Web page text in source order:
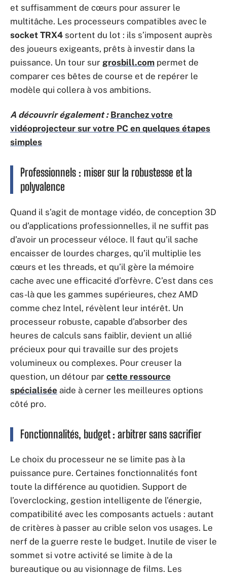
et suffisamment de cœurs pour assurer le
multitâche. Les processeurs compatibles avec le
socket TRX4 sortent du lot : ils s’imposent auprès
des joueurs exigeants, prêts à investir dans la
puissance. Un tour sur grosbill.com permet de
comparer ces bêtes de course et de repérer le
modèle qui collera à vos ambitions.
A découvrir également : Branchez votre
vidéoprojecteur sur votre PC en quelques étapes
simples
Professionnels : miser sur la robustesse et la
polyvalence
Quand il s’agit de montage vidéo, de conception 3D
ou d’applications professionnelles, il ne suffit pas
d’avoir un processeur véloce. Il faut qu’il sache
encaisser de lourdes charges, qu’il multiplie les
cœurs et les threads, et qu’il gère la mémoire
cache avec une efficacité d’orfèvre. C’est dans ces
cas-là que les gammes supérieures, chez AMD
comme chez Intel, révèlent leur intérêt. Un
processeur robuste, capable d’absorber des
heures de calculs sans faiblir, devient un allié
précieux pour qui travaille sur des projets
volumineux ou complexes. Pour creuser la
question, un détour par cette ressource
spécialisée aide à cerner les meilleures options
côté pro.
Fonctionnalités, budget : arbitrer sans sacrifier
Le choix du processeur ne se limite pas à la
puissance pure. Certaines fonctionnalités font
toute la différence au quotidien. Support de
l’overclocking, gestion intelligente de l’énergie,
compatibilité avec les composants actuels : autant
de critères à passer au crible selon vos usages. Le
nerf de la guerre reste le budget. Inutile de viser le
sommet si votre activité se limite à de la
bureautique ou au visionnage de films. Les